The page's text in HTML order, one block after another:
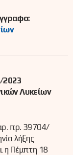
Λυκείων
πρ. 39704/
λήξης
η Πέμπτη 18